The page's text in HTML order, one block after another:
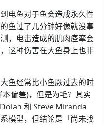
电鱼对于鱼会造成永久性
鱼过了几分钟好像就没事
，电击造成的肌肉痉挛会
这种伤害在大鱼身上也非
鱼经常比小鱼厥过去的时
偏差)，但是为毛？其实
和 Steve Miranda
模型，但结论是「尚未找